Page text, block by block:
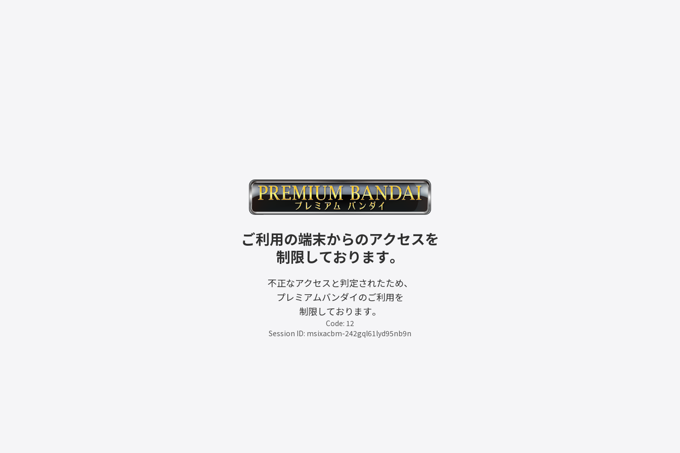
ご利用の端末からのアクセスを
制限しております。
不正なアクセスと判定されたため、
プレミアムバンダイのご利用を
制限しております。
Code: 12
Session ID: msixacbm-242gql61lyd95nb9n